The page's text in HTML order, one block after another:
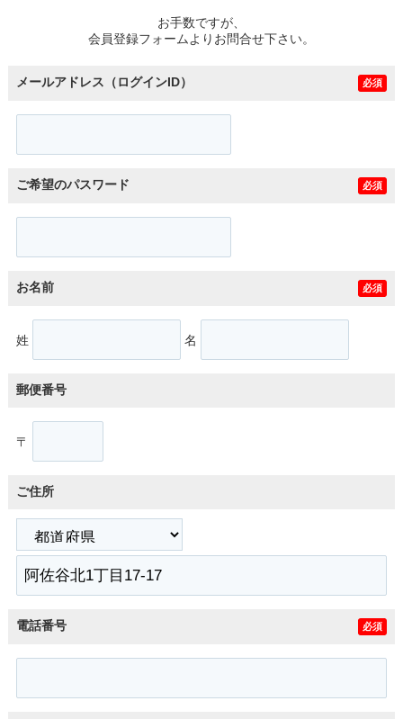
お手数ですが、
会員登録フォームよりお問合せ下さい。
メールアドレス（ログインID） 必須
ご希望のパスワード 必須
お名前 必須
姓 名
郵便番号
〒
ご住所
電話番号 必須